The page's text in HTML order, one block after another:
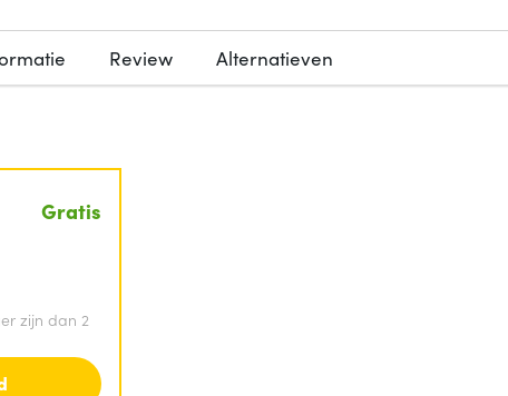
Review Alternatieven
Gratis
zijn dan 2